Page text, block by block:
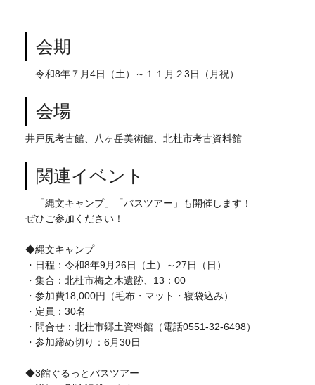
会期
令和8年７月4日（土）～１１月２3日（月祝）
会場
井戸尻考古館、八ヶ岳美術館、北杜市考古資料館
関連イベント
「縄文キャンプ」「バスツアー」も開催します！
ぜひご参加ください！
◆縄文キャンプ
・日程：令和8年9月26日（土）～27日（日）
・集合：北杜市梅之木遺跡、13：00
・参加費18,000円（毛布・マット・寝袋込み）
・定員：30名
・問合せ：北杜市郷土資料館（電話0551-32-6498）
・参加締め切り：6月30日
◆3館ぐるっとバスツアー